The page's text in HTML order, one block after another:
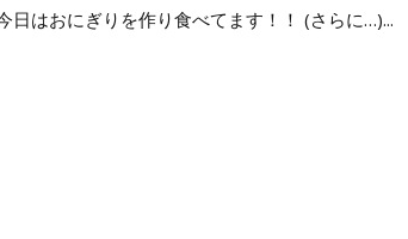
日はおにぎりを作り食べてます！！ (さらに…)...